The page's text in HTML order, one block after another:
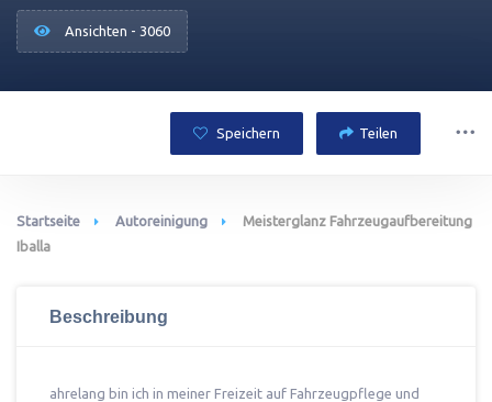
Ansichten - 3060
Speichern Teilen
Startseite Autoreinigung
Meisterglanz Fahrzeugaufbereitung
Iballa
Beschreibung
ahrelang bin ich in meiner Freizeit auf Fahrzeugpflege und